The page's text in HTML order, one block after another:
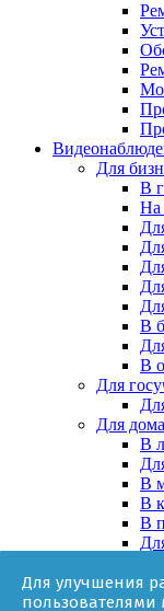
Для улучшения
Для
В
На
В
В
Для
Для дома
В
В
В
В
За
В